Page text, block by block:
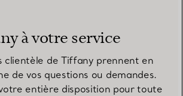
à votre service
clientèle de Tiffany prennent en
de vos questions ou demandes.
entière disposition pour toute